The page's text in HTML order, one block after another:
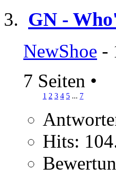
GN -
NewShoe -
7 Seiten •
1 2 3 4 5 ... 7
Hits: